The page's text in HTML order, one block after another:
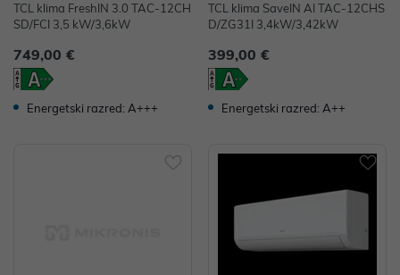
TCL klima FreshIN 3.0 TAC-12CH
SD/FCI 3,5 kW/3,6kW
749,00 €
Energetski razred: A+++
TCL klima SaveIN AI TAC-12CHS
D/ZG31I 3,4kW/3,42kW
399,00 €
Energetski razred: A++